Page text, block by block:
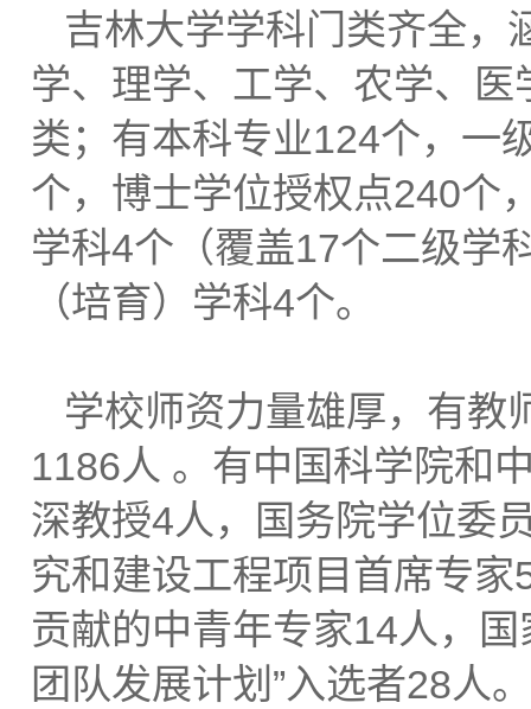
吉林大学学科门类齐全，
学、理学、工学、农学、
类；有本科专业124个，一
个，博士学位授权点240个
学科4个（覆盖17个二级学
（培育）学科4个。
学校师资力量雄厚，有教
1186人 。有中国科学院和
深教授4人，国务院学位委
究和建设工程项目首席专家
贡献的中青年专家14人，国
团队发展计划”入选者28人。